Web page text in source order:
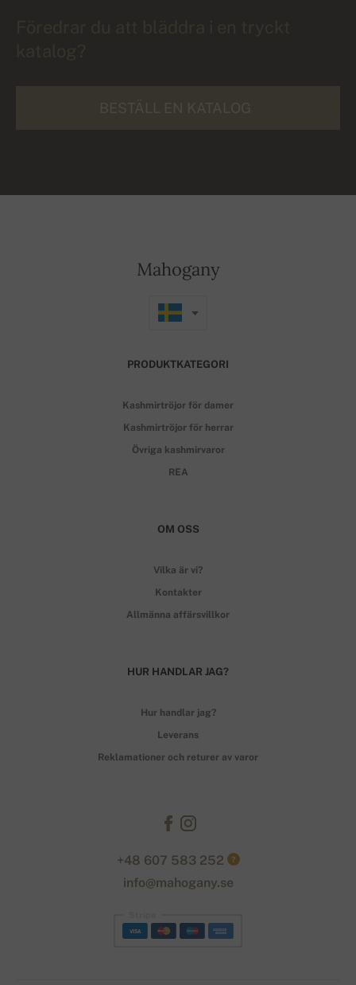
Mahogany
PRODUKTKATEGORI
Kashmirtröjor för damer
Kashmirtröjor för herrar
Övriga kashmirvaror
REA
OM OSS
Vilka är vi?
Kontakter
Allmänna affärsvillkor
HUR HANDLAR JAG?
Hur handlar jag?
Leverans
Reklamationer och returer av varor
+48 607 583 252 ?
info@mahogany.se